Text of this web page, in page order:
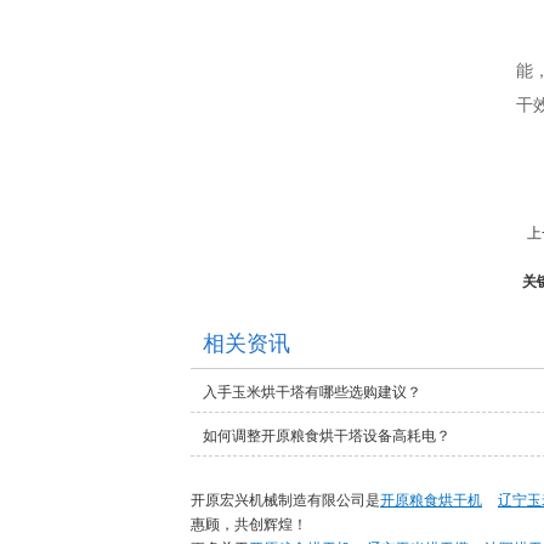
能
干
关
相关资讯
入手玉米烘干塔有哪些选购建议？
如何调整开原粮食烘干塔设备高耗电？
开原宏兴机械制造有限公司是开原粮食烘干机
辽宁
惠顾，共创辉煌！